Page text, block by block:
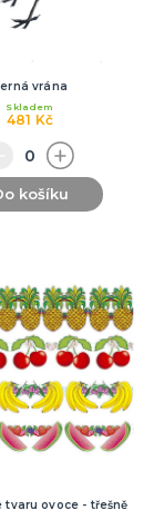
vrána
481 Kč
Skladem
košíku
tvaru ovoce - třešně